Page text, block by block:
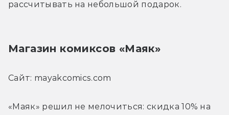
рассчитывать на небольшой подарок.
Магазин комиксов «Маяк»
Сайт: mayakcomics.com
«Маяк» решил не мелочиться: скидка 10% на